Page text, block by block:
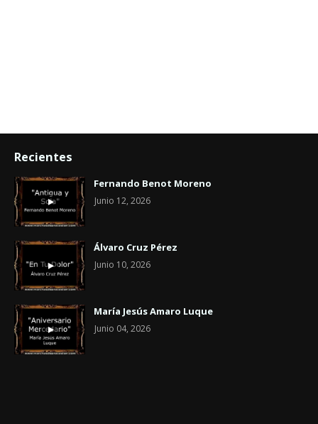
Recientes
Fernando Benot Moreno
Junio 12, 2026
Álvaro Cruz Pérez
Junio 10, 2026
María Jesús Amaro Luque
Junio 04, 2026